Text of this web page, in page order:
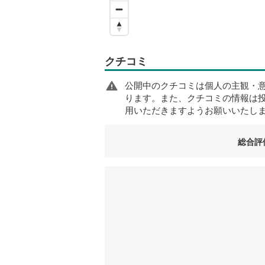
クチコミ
公開中のクチコミは個人の主観・
ります。また、クチコミの情報は
用いただきますようお願いいたし
総合評